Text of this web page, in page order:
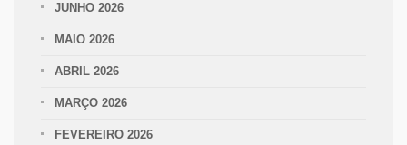
JUNHO 2026
MAIO 2026
ABRIL 2026
MARÇO 2026
FEVEREIRO 2026